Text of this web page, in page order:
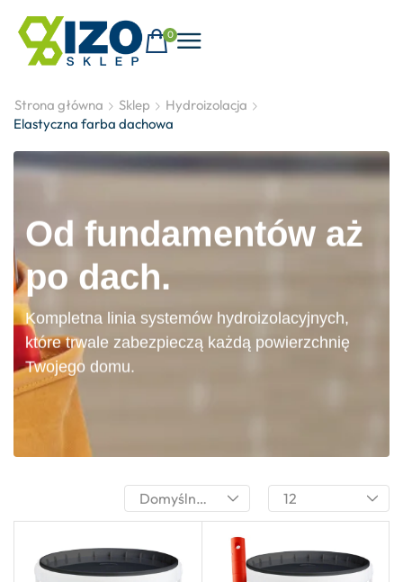
0
Strona główna Sklep
Hydroizolacja
Elastyczna farba dachowa
Od fundamentów aż
po dach.
Kompletna linia systemów hydroizolacyjnych,
które trwale zabezpieczą każdą powierzchnię
Twojego domu.